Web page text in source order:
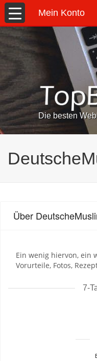
Mein Konto
Die besten
Über
Ein wenig hiervon, ein
Vorurteile, Fotos,
7-